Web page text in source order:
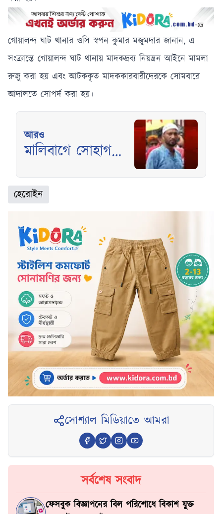
গোয়ালন্দ ঘাট থানার ওসি স্বপন কুমার মজুমদার জানান, এ
সংক্রান্তে গোয়ালন্দ ঘাট থানায় মাদকদ্রব্য নিয়ন্ত্রন আইনে মামলা
রুজু করা হয় এবং আটককৃত মাদককারবারীদেরকে সোমবারে
আদালতে সোপর্দ করা হয়।
আরও
মালিবাগে সোহাগ
হামলা, স্বেচ্ছাসেবক
দল থেকে বহিষ্কার
বিল্লাল
হেরোইন
সোশ্যাল মিডিয়াতে আমরা
সর্বশেষ সংবাদ
ফেসবুক বিজ্ঞাপনের বিল পরিশোধে বিকাশ যুক্ত